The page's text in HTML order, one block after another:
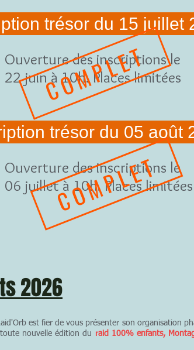
trésor du 15 juillet
trésor du 05 août
Ouverture des inscriptions le
22 juin à 10h. Places limitées
Ouverture des inscriptions le
06 juillet à 10h. Places limitées
COMPLET
COMPLET
2026
est fier de vous présenter son organisation
nouvelle édition du raid 100% enfants,